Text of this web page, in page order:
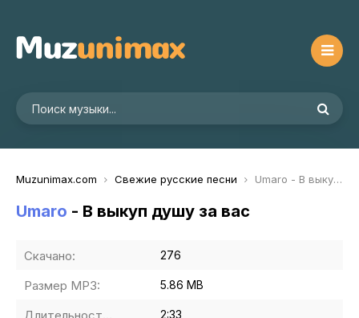
Muzunimax.com Свежие русские песни Umaro - В выкуп душу за вас
Umaro - В выкуп душу за вас
Скачано: 276
Размер MP3: 5.86 MB
2:33